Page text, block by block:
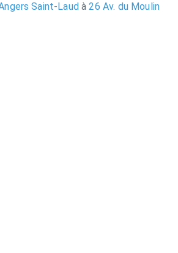
Saint-Laudà 26 Av. du Moulin